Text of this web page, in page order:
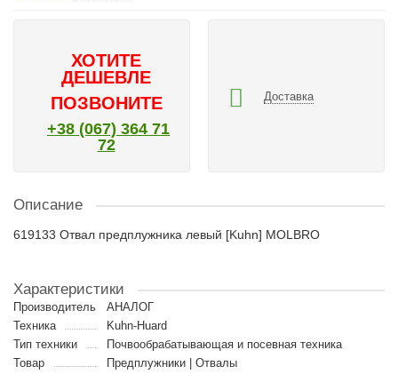
ХОТИТЕ
ДЕШЕВЛЕ
ПОЗВОНИТЕ
+38 (067) 364 71
72
Доставка
Описание
619133 Отвал предплужника левый [Kuhn] MOLBRO
Характеристики
Производитель
АНАЛОГ
Техника
Kuhn-Huard
Тип техники
Почвообрабатывающая и посевная техника
Товар
Предплужники | Отвалы